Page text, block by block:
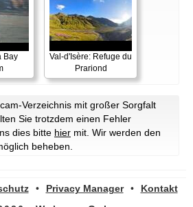
Bay
Val-d'Isère: Refuge du
Prariond
Verzeichnis mit großer Sorgfalt
Sie trotzdem einen Fehler
dies bitte hier mit. Wir werden den
beheben.
• Privacy Manager •
Kontakt